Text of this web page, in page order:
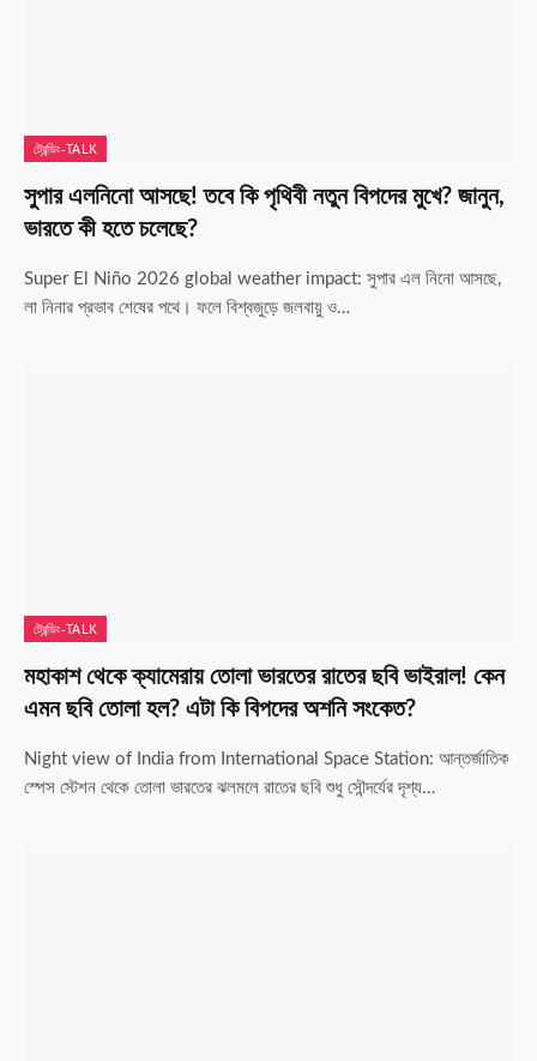
ট্রেন্ডিং-TALK
সুপার এলনিনো আসছে! তবে কি পৃথিবী নতুন বিপদের মুখে? জানুন,
ভারতে কী হতে চলেছে?
Super El Niño 2026 global weather impact: সুপার এল নিনো আসছে,
লা নিনার প্রভাব শেষের পথে। ফলে বিশ্বজুড়ে জলবায়ু ও…
ট্রেন্ডিং-TALK
মহাকাশ থেকে ক্যামেরায় তোলা ভারতের রাতের ছবি ভাইরাল! কেন
এমন ছবি তোলা হল? এটা কি বিপদের অশনি সংকেত?
Night view of India from International Space Station: আন্তর্জাতিক
স্পেস স্টেশন থেকে তোলা ভারতের ঝলমলে রাতের ছবি শুধু সৌন্দর্যের দৃশ্য…